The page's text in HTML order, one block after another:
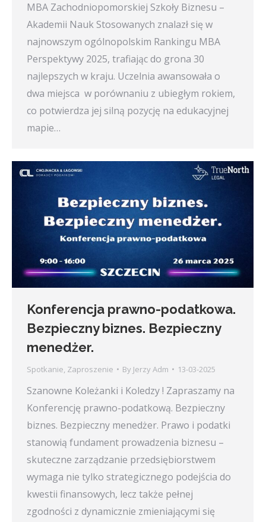
MBA Zachodniopomorskiej Szkoły Biznesu –
Akademii Nauk Stosowanych znalazł się w
najnowszym ogólnopolskim Rankingu MBA
Perspektywy 2025, trafiając do grona 30
najlepszych w kraju. Uczelnia awansowała o
dwa miejsca w porównaniu z ubiegłym rokiem,
co potwierdza jej silną pozycję na edukacyjnej
mapie…
Konferencja prawno-podatkowa.
Bezpieczny biznes. Bezpieczny
menedżer.
Spotkanie, Zaproszenie By Jerzy Adm 13-03-2025
Szanowne Koleżanki i Koledzy ! Zapraszamy na
Konferencję prawno-podatkową. Bezpieczny
biznes. Bezpieczny menedżer. Prawo i podatki
stanowią fundament prowadzenia biznesu –
skuteczne zarządzanie przedsiębiorstwem
wymaga nie tylko strategicznego podejścia do
kwestii finansowych, lecz także pełnej
zgodności z dynamicznie zmieniającymi się